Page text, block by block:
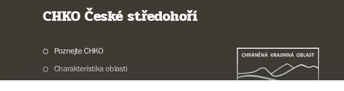
CHKO České středohoří
Poznejte CHKO
Charakteristika oblasti